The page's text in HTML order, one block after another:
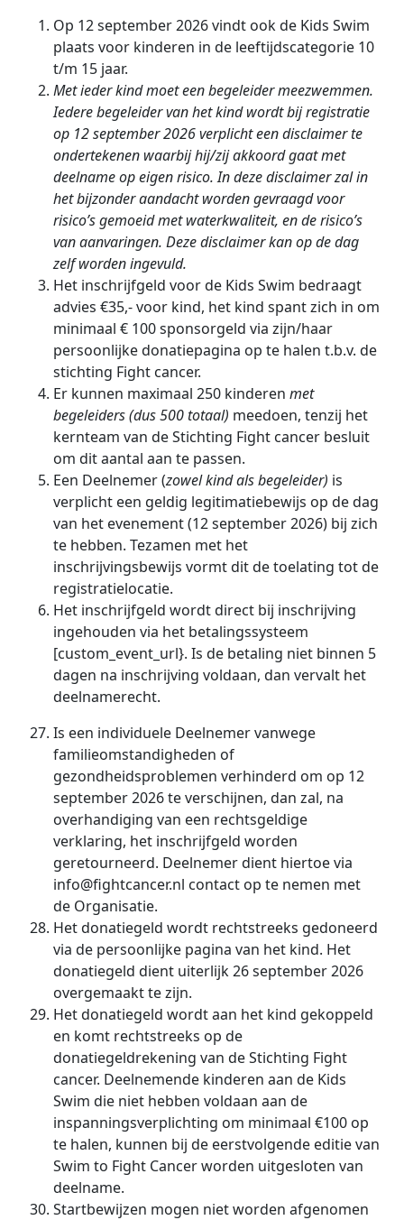
Op 12 september 2026vindt ook de Kids Swim
plaats voor kinderen in de leeftijdscategorie 10
t/m 15 jaar.
Met ieder kind moet een begeleider meezwemmen.
Iedere begeleider van het kind wordt bij registratie
op 12 september 2026verplicht een disclaimer te
ondertekenen waarbij hij/zij akkoord gaat met
deelname op eigen risico. In deze disclaimer zal in
het bijzonder aandacht worden gevraagd voor
risico’s gemoeid met waterkwaliteit, en de risico’s
van aanvaringen. Deze disclaimer kan op de dag
zelf worden ingevuld.
Het inschrijfgeld voor de Kids Swim bedraagt
advies €35,-voor kind, het kind spant zich in om
minimaal € 100 sponsorgeld via zijn/haar
persoonlijke donatiepagina op te halen t.b.v. de
stichting Fight cancer.
Er kunnen maximaal 250 kinderen met
begeleiders (dus 500 totaal) meedoen, tenzij het
kernteam van de Stichting Fight cancer besluit
om dit aantal aan te passen.
Een Deelnemer (zowel kind als begeleider) is
verplicht een geldig legitimatiebewijs op de dag
van het evenement(12 september 2026) bij zich
te hebben. Tezamen met het
inschrijvingsbewijs vormt dit de toelating tot de
registratielocatie.
Het inschrijfgeld wordt direct bij inschrijving
ingehouden via het betalingssysteem
[custom_event_url}. Is de betaling niet binnen 5
dagen na inschrijving voldaan, dan vervalt het
deelnamerecht.
Is een individuele Deelnemer vanwege
familieomstandigheden of
gezondheidsproblemen verhinderd om op 12
september 2026 te verschijnen, dan zal, na
overhandiging van een rechtsgeldige
verklaring, het inschrijfgeld worden
geretourneerd. Deelnemer dient hiertoe via
info@fightcancer.nl contact op te nemen met
de Organisatie.
Het donatiegeld wordt rechtstreeks gedoneerd
via de persoonlijke pagina van het kind. Het
donatiegeld dient uiterlijk 26 september 2026
overgemaakt te zijn.
Het donatiegeld wordt aan het kind gekoppeld
en komt rechtstreeks op de
donatiegeldrekening van de Stichting Fight
cancer. Deelnemende kinderen aan de Kids
Swim die niet hebben voldaan aan de
inspanningsverplichting om minimaal €100 op
te halen, kunnen bij de eerstvolgende editie van
Swim to Fight Cancer worden uitgesloten van
deelname.
Startbewijzen mogen niet worden afgenomen